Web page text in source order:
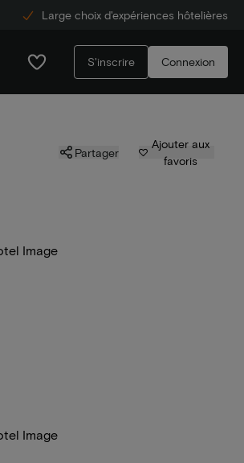
Large choix d'expériences hôtelières
S'inscrire Connexion
Partager
Ajouter aux
favoris